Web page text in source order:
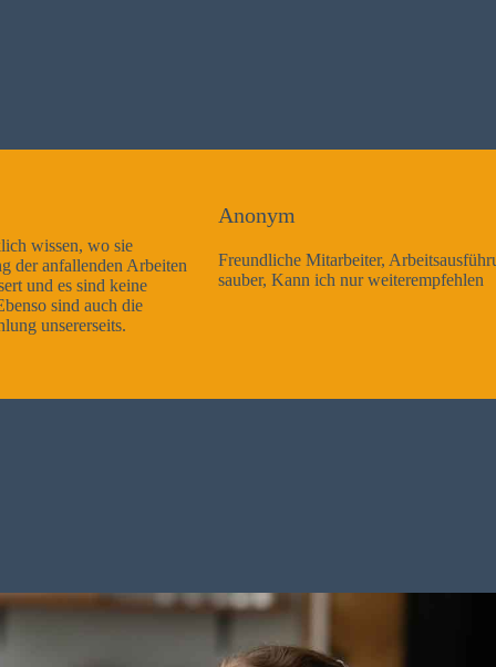
Freundliche Mitarbeiter, Arbeitsausführung sehr gut und sehr
sauber, Kann ich nur weiterempfehlen